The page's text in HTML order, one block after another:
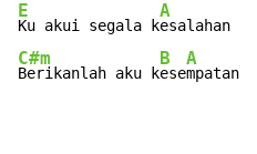
E
Ku akui segala k
A
C#m
Berikanlah aku k
B
ese
A
mpatan